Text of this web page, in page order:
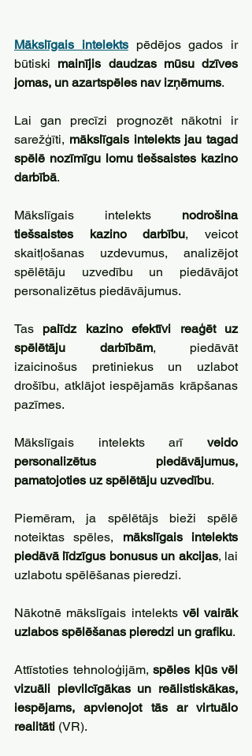
Mākslīgais intelekts pēdējos gados ir
būtiski mainījis daudzas mūsu dzīves
jomas, un azartspēles nav izņēmums.
Lai gan precīzi prognozēt nākotni ir
sarežģīti, mākslīgais intelekts jau tagad
spēlē nozīmīgu lomu tiešsaistes kazino
darbībā.
Mākslīgais intelekts nodrošina
tiešsaistes kazino darbību, veicot
skaitļošanas uzdevumus, analizējot
spēlētāju uzvedību un piedāvājot
personalizētus piedāvājumus.
Tas palīdz kazino efektīvi reaģēt uz
spēlētāju darbībām, piedāvāt
izaicinošus pretiniekus un uzlabot
drošību, atklājot iespējamās krāpšanas
pazīmes.
Mākslīgais intelekts arī veido
personalizētus piedāvājumus,
pamatojoties uz spēlētāju uzvedību.
Piemēram, ja spēlētājs bieži spēlē
noteiktas spēles, mākslīgais intelekts
piedāvā līdzīgus bonusus un akcijas, lai
uzlabotu spēlēšanas pieredzi.
Nākotnē mākslīgais intelekts vēl vairāk
uzlabos spēlēšanas pieredzi un grafiku.
Attīstoties tehnoloģijām, spēles kļūs vēl
vizuāli pievilcīgākas un reālistiskākas,
iespējams, apvienojot tās ar virtuālo
realitāti (VR).